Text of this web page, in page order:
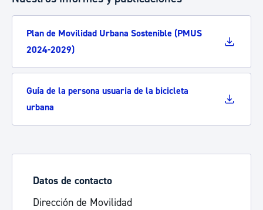
Plan de Movilidad Urbana Sostenible (PMUS
2024-2029)
Guía de la persona usuaria de la bicicleta
urbana
Datos de contacto
Dirección de Movilidad